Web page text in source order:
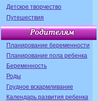
Детское творчество
Путешествия
Планирование беременности
Планирование пола ребенка
Беременность
Роды
Грудное вскармливание
Календарь развития ребенка